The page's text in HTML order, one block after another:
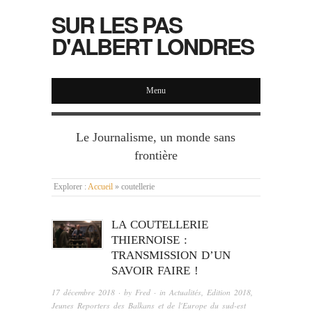
SUR LES PAS
D'ALBERT LONDRES
Menu
Le Journalisme, un monde sans
frontière
Explorer : Accueil » coutellerie
LA COUTELLERIE
THIERNOISE :
TRANSMISSION D’UN
SAVOIR FAIRE !
17 décembre 2018 · by Fred · in Actualités, Edition 2018,
Jeunes Reporters des Balkans et de l'Europe du sud-est